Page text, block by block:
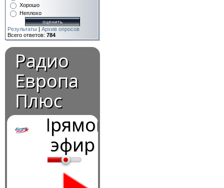
Хорошо
Неплохо
Результаты | Архив опросов
Всего ответов: 784
Радио
Европа
Плюс
Прямой
эфир